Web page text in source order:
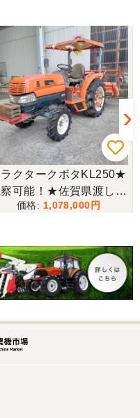
ルのやり取りして納得
た。又、配送の人も丁
してくれてすごくよか
た。
の方も親切な対応であ
い取引できましたこと
ラクタークボタKL250★
可能！★佐賀県渡し
ボタ トラクター KL250
RL5K ロータリー 現状
【P11475389】
1,078,000